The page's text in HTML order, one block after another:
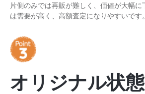
片側のみでは再販が難しく、価値が大幅
は需要が高く、高額査定になりやすいです。
オリジナル状